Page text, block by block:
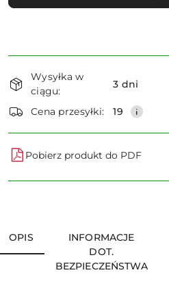
i
dostawa
Wysyłka w
ciągu:
3 dni
Cena przesyłki: 19
Pobierz produkt do PDF
OPIS
INFORMACJE
DOT.
BEZPIECZEŃSTWA